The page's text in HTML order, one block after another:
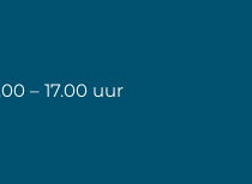
– 17.00 uur